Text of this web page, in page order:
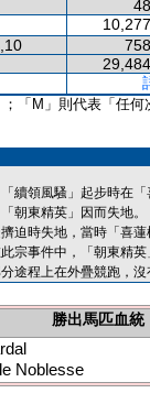
「M」則代表「任何
續領風騷」起步時在
朝東精英」因而失地
迫時失地，當時「喜
宗事件中，「朝東精
途程上在外疊競跑，
勝出馬匹血統
Noblesse